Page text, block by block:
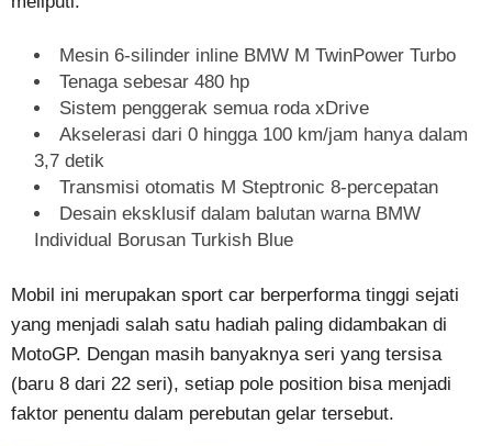
Mesin 6-silinder inline BMW M TwinPower Turbo
Tenaga sebesar 480 hp
Sistem penggerak semua roda xDrive
Akselerasi dari 0 hingga 100 km/jam hanya dalam
3,7 detik
Transmisi otomatis M Steptronic 8-percepatan
Desain eksklusif dalam balutan warna BMW
Individual Borusan Turkish Blue
Mobil ini merupakan sport car berperforma tinggi sejati
yang menjadi salah satu hadiah paling didambakan di
MotoGP. Dengan masih banyaknya seri yang tersisa
(baru 8 dari 22 seri), setiap pole position bisa menjadi
faktor penentu dalam perebutan gelar tersebut.